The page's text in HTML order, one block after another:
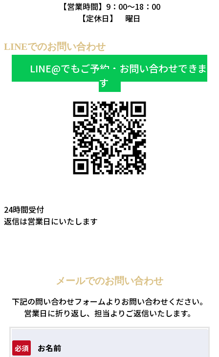
【営業時間】9：00～18：00
【定休日】 曜日
LINEでのお問い合わせ
LINE@でもご予約・お問い合わせできま
す
24時間受付
返信は営業日にいたします
メールでのお問い合わせ
下記の問い合わせフォームよりお問い合わせください。
営業日に折り返し、担当よりご返信いたします。
必須 お名前